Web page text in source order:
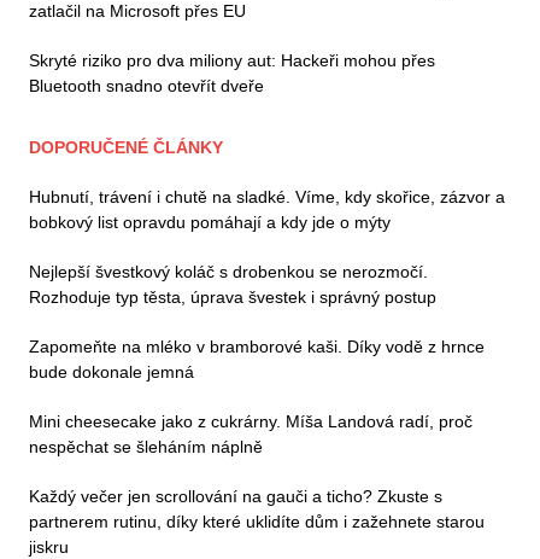
zatlačil na Microsoft přes EU
Skryté riziko pro dva miliony aut: Hackeři mohou přes
Bluetooth snadno otevřít dveře
DOPORUČENÉ ČLÁNKY
Hubnutí, trávení i chutě na sladké. Víme, kdy skořice, zázvor a
bobkový list opravdu pomáhají a kdy jde o mýty
Nejlepší švestkový koláč s drobenkou se nerozmočí.
Rozhoduje typ těsta, úprava švestek i správný postup
Zapomeňte na mléko v bramborové kaši. Díky vodě z hrnce
bude dokonale jemná
Mini cheesecake jako z cukrárny. Míša Landová radí, proč
nespěchat se šleháním náplně
Každý večer jen scrollování na gauči a ticho? Zkuste s
partnerem rutinu, díky které uklidíte dům i zažehnete starou
jiskru